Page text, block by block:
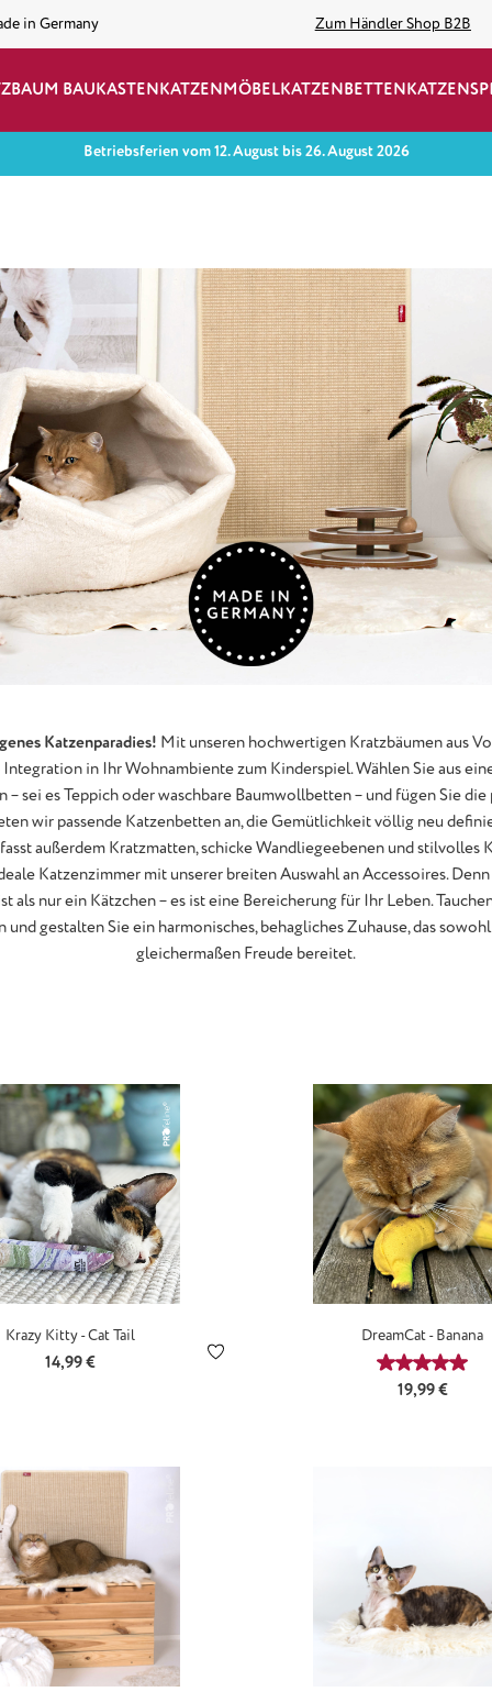
in Germany Zum Händler Shop B2B
BAUKASTENKATZENMÖBELKATZENBETTEN
Betriebsferien vom 12. August bis 26. August 2026
Katzenparadies! Mit unseren hochwertigen Kratzbäumen aus
in Ihr Wohnambiente zum Kinderspiel. Wählen Sie aus
– sei es Teppich oder waschbare Baumwollbetten – und fügen Sie
wir passende Katzenbetten an, die Gemütlichkeit völlig neu
außerdem Kratzmatten, schicke Wandliegeebenen und stilvolles
Katzenzimmer mit unserer breiten Auswahl an Accessoires.
als nur ein Kätzchen – es ist eine Bereicherung für Ihr Leben.
gestalten Sie ein harmonisches, behagliches Zuhause, das
gleichermaßen Freude bereitet.
Sternen
Krazy Kitty - Cat Tail
Regulärer Preis:
14,99 €
DreamCat - Banana
Regulärer
19,99 €